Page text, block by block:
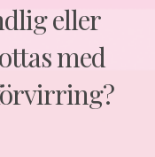
eller
med